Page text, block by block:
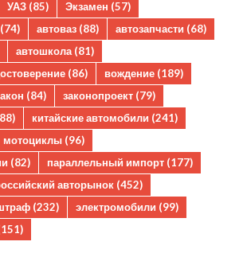
УАЗ (85) Экзамен (57)
(74) автоваз (88) автозапчасти (68)
автошкола(81)
(86) вождение (189)
(84) законопроект (79)
китайские автомобили (241)
мотоциклы (96)
(82) параллельный импорт (177)
авторынок (452)
(232) электромобили (99)